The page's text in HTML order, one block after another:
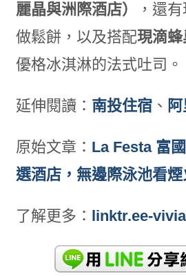
麗晶與洲際酒店）
，還
做鬆餅，以及搭配現滴蜂
優格冰淇淋的法式吐司。
延伸閱讀： 南投住宿、
原始文章： La Festa 富
選酒店，無邊際泳池看煙
了解更多： linktr.ee-